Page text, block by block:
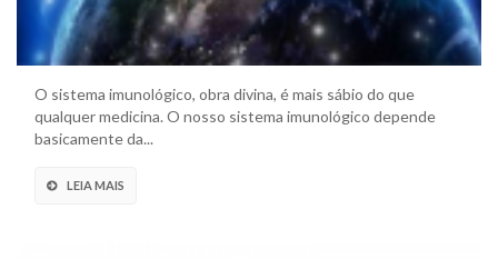
O sistema imunológico, obra divina, é mais sábio do que
qualquer medicina. O nosso sistema imunológico depende
basicamente da...
LEIA MAIS